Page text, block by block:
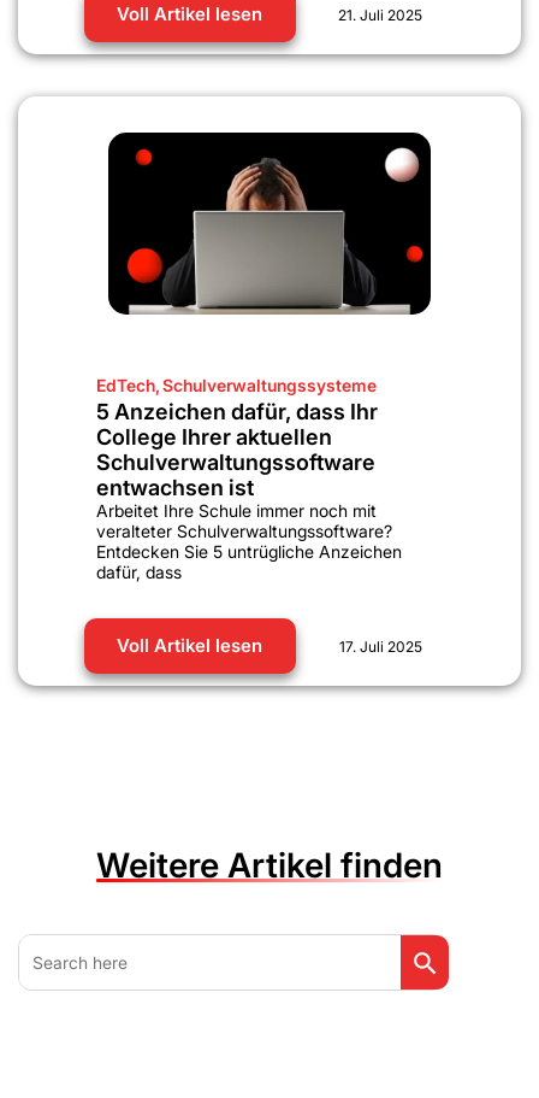
Voll Artikel lesen 21. Juli 2025
EdTech,Schulverwaltungssysteme
5 Anzeichen dafür, dass Ihr
College Ihrer aktuellen
Schulverwaltungssoftware
entwachsen ist
Arbeitet Ihre Schule immer noch mit
veralteter Schulverwaltungssoftware?
Entdecken Sie 5 untrügliche Anzeichen
dafür, dass
Voll Artikel lesen 17. Juli 2025
Weitere Artikel finden
Search
for:
Search Button